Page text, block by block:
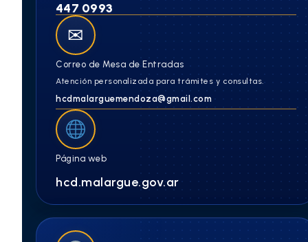
447 0993
✉
Correo de Mesa de Entradas
Atención personalizada para trámites y consultas.
hcdmalarguemendoza@gmail.com
Página web
hcd.malargue.gov.ar